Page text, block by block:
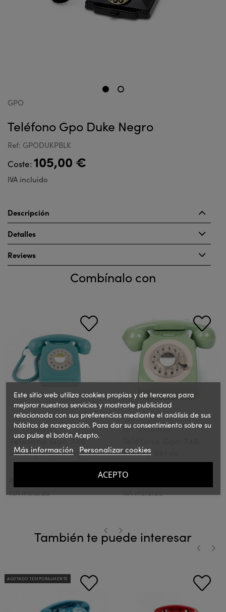
GPO
Teléfono Gpo Duke Negro
Ref: GPODUKPBLK
Coste: 105,00 €
IVA incluido
Descripción
Detalles
Reviews
Combínalo con
Ref.: GPO746RAZU
Teléfono Gpo 746
Rotary Azure Light
Blue
IVA incluido
Ref.: GPO746RGRN
Rotary Verde
PVPR:
IVA incluido
También te puede interesar
AGOTADO TEMPORALMENTE
Este sitio web utiliza cookies propias y de terceros para
mejorar nuestros servicios y mostrarle publicidad
relacionada con sus preferencias mediante el análisis de sus
hábitos de navegación. Para dar su consentimiento sobre su
uso pulse el botón Acepto.
Más información Personalizar cookies
ACEPTO